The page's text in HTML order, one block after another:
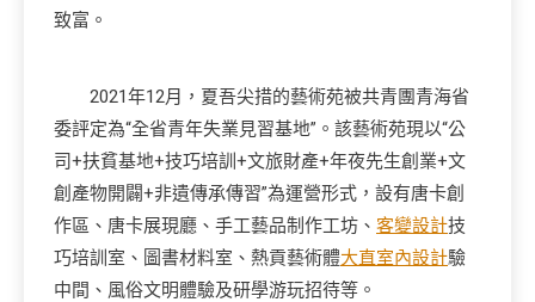
致富。
2021年12月，夏吾尖措的藝術苑被共青團青海省
委評定為“全省青年失業見習基地”。該藝術苑現以“公
司+扶貧基地+技巧培訓+文旅財產+年夜先生創業+文
創產物開闢+非遺傳承傳習”為運營形式，設有唐卡創
作區、唐卡展現廳、手工藝品制作工坊、 客變設計技
巧培訓室、圖書材料室、熱貢藝術體大直室內設計驗
中間、風俗文明體驗及研學游玩招待等。